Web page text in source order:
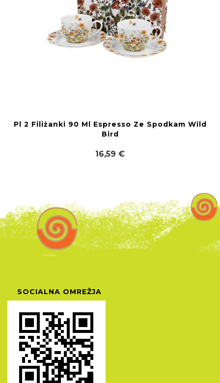
Pl 2 Filiżanki 90 Ml Espresso Ze Spodkam Wild
Bird
16,59 €
SOCIALNA OMREŽJA